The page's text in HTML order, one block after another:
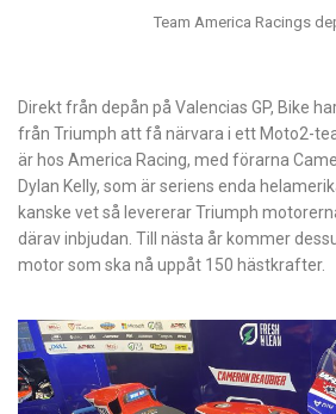
Team America Racings
Direkt från depån på Valencias GP, Bike
från Triumph att få närvara i ett Moto2-
är hos America Racing, med förarna
Dylan Kelly, som är seriens enda
kanske vet så levererar Triumph
därav inbjudan. Till nästa år kommer
motor som ska nå uppåt 150 hästkrafter.